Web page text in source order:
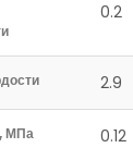
0.2
2.9
МПа 0.12